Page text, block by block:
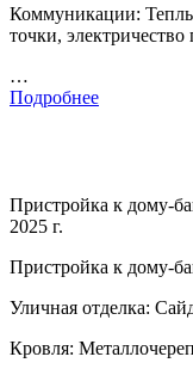
Коммуникации:
точки, электричество
…
Подробнее
Пристройка к дому-
2025 г.
Пристройка к дому-
Уличная отделка:
Кровля: